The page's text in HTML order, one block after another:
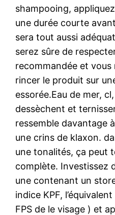
shampooing,
une durée courte
sera tout aussi
serez sûre de
recommandée et vous
rincer le produit sur
essorée.Eau de mer,
dessèchent et
ressemble davantage
une crins de klaxon.
une tonalités, ça peut
complète. Investissez
une contenant un
indice KPF,
FPS de le visage ) et